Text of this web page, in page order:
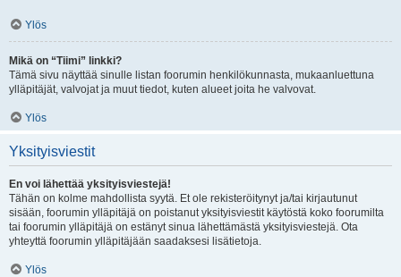
Ylös
Mikä on “Tiimi” linkki?
Tämä sivu näyttää sinulle listan foorumin henkilökunnasta, mukaanluettuna
ylläpitäjät, valvojat ja muut tiedot, kuten alueet joita he valvovat.
Ylös
Yksityisviestit
En voi lähettää yksityisviestejä!
Tähän on kolme mahdollista syytä. Et ole rekisteröitynyt ja/tai kirjautunut
sisään, foorumin ylläpitäjä on poistanut yksityisviestit käytöstä koko foorumilta
tai foorumin ylläpitäjä on estänyt sinua lähettämästä yksityisviestejä. Ota
yhteyttä foorumin ylläpitäjään saadaksesi lisätietoja.
Ylös